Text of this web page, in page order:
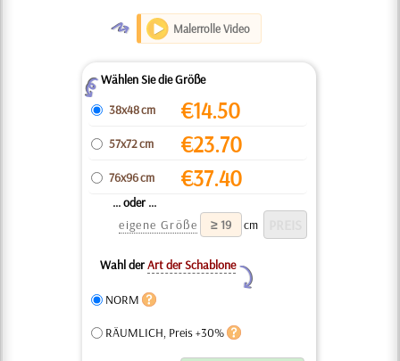
O Malerrolle Video
ZWählen Sie die Größe
38x48 cm
€14.50
57x72 cm €23.70
76x96 cm €37.40
... oder ...
eigene Größe
cm
Wahl derArt der Schablone
Y
NORM
RÄUMLICH, Preis +30%